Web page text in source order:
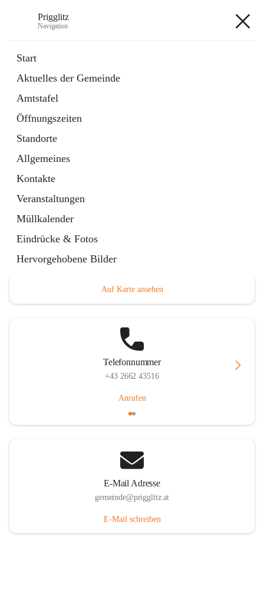
Prigglitz
Navigation
Start
Aktuelles der Gemeinde
Amtstafel
Öffnungszeiten
Standorte
Allgemeines
Kontakte
Veranstaltungen
Müllkalender
Eindrücke & Fotos
Hervorgehobene Bilder
Externe Webseite
in
Tab
Gemeindezeitung
Ordner
öffnet
in
neuem
Tab
Hauptadresse
Auf Karte ansehen
Telefonnummer
+43 2662 43516
Anrufen
E-Mail Adresse
gemeinde@prigglitz.at
E-Mail schreiben